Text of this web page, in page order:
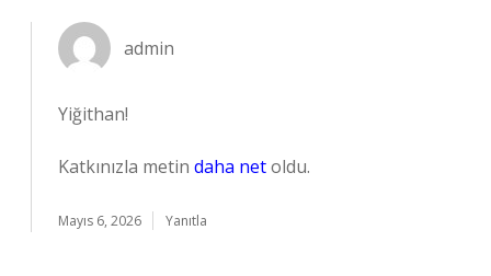
admin
Yiğithan!
Katkınızla metin daha netoldu.
Mayıs 6, 2026 Yanıtla